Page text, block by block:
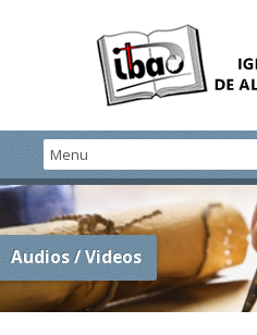
Audios / Videos